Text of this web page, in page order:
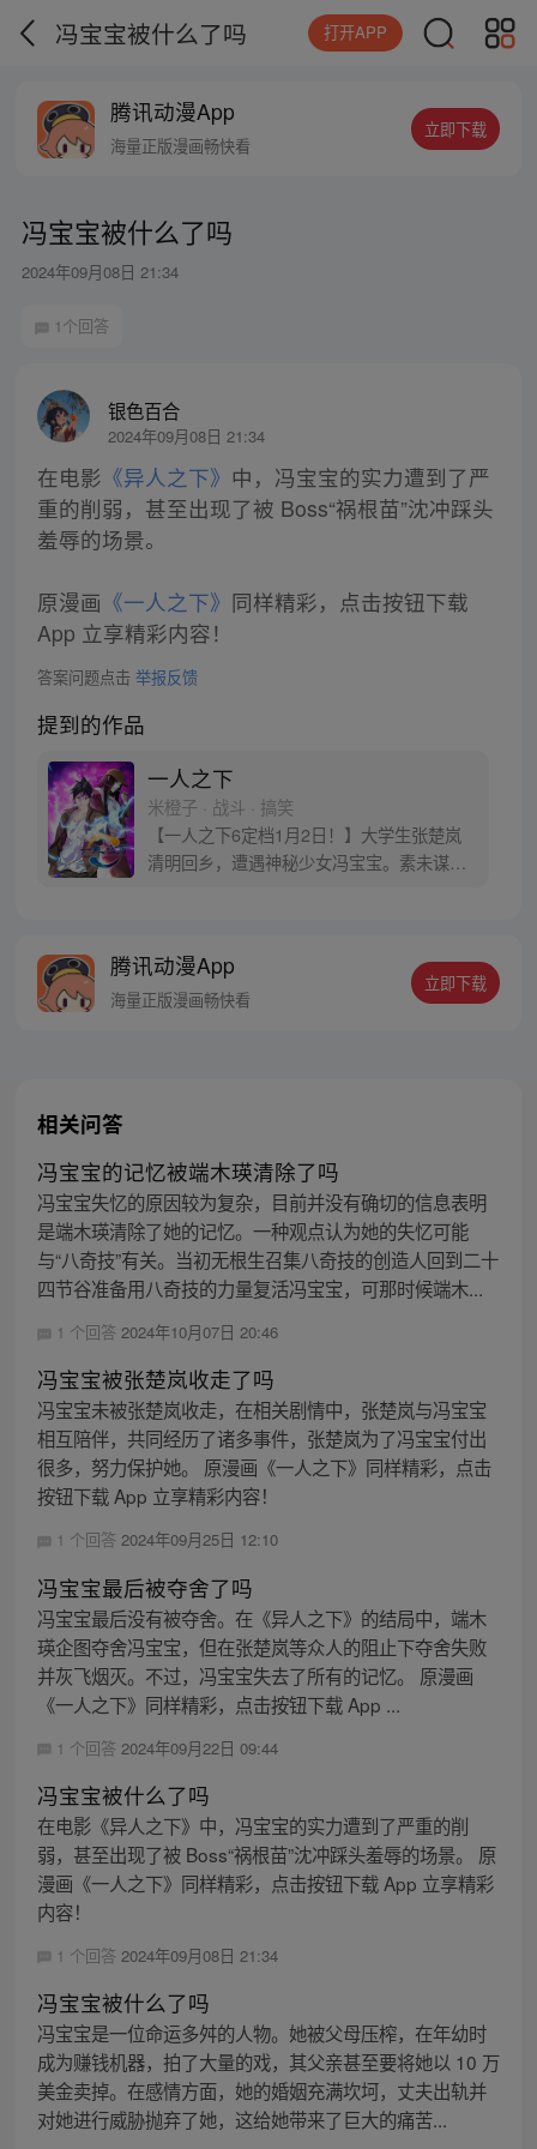
冯宝宝被什么了吗 打开APP
腾讯动漫App
海量正版漫画畅快看
立即下载
冯宝宝被什么了吗
2024年09月08日 21:34
1个回答
银色百合
2024年09月08日 21:34
在电影 《异人之下》 中，冯宝宝的实力遭到了严
重的削弱，甚至出现了被 Boss“祸根苗”沈冲踩头
羞辱的场景。
原漫画 《一人之下》 同样精彩，点击按钮下载
App 立享精彩内容！
答案问题点击 举报反馈
提到的作品
一人之下
米橙子 · 战斗 · 搞笑
【一人之下6定档1月2日！】大学生张楚岚
清明回乡，遭遇神秘少女冯宝宝。素未谋面
密，张楚岚的生活被彻底颠覆，与冯宝宝一
同踏上“异人”之旅。
腾讯动漫App
海量正版漫画畅快看
立即下载
相关问答
冯宝宝的记忆被端木瑛清除了吗
冯宝宝失忆的原因较为复杂，目前并没有确切的信息表明
是端木瑛清除了她的记忆。一种观点认为她的失忆可能
与“八奇技”有关。当初无根生召集八奇技的创造人回到二十
四节谷准备用八奇技的力量复活冯宝宝，可那时候端木...
1 个回答 2024年10月07日 20:46
冯宝宝被张楚岚收走了吗
冯宝宝未被张楚岚收走，在相关剧情中，张楚岚与冯宝宝
相互陪伴，共同经历了诸多事件，张楚岚为了冯宝宝付出
很多，努力保护她。 原漫画《一人之下》同样精彩，点击
按钮下载 App 立享精彩内容！
1 个回答 2024年09月25日 12:10
冯宝宝最后被夺舍了吗
冯宝宝最后没有被夺舍。在《异人之下》的结局中，端木
瑛企图夺舍冯宝宝，但在张楚岚等众人的阻止下夺舍失败
并灰飞烟灭。不过，冯宝宝失去了所有的记忆。 原漫画
《一人之下》同样精彩，点击按钮下载 App ...
1 个回答 2024年09月22日 09:44
冯宝宝被什么了吗
在电影《异人之下》中，冯宝宝的实力遭到了严重的削
弱，甚至出现了被 Boss“祸根苗”沈冲踩头羞辱的场景。 原
漫画《一人之下》同样精彩，点击按钮下载 App 立享精彩
内容！
1 个回答 2024年09月08日 21:34
冯宝宝被什么了吗
冯宝宝是一位命运多舛的人物。她被父母压榨，在年幼时
成为赚钱机器，拍了大量的戏，其父亲甚至要将她以 10 万
美金卖掉。在感情方面，她的婚姻充满坎坷，丈夫出轨并
对她进行威胁抛弃了她，这给她带来了巨大的痛苦...